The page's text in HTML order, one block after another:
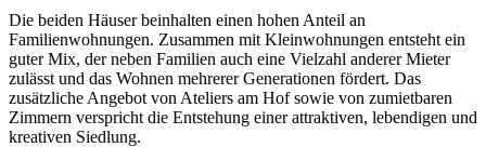
Die beiden Häuser beinhalten einen hohen Anteil an
Familienwohnungen. Zusammen mit Kleinwohnungen entsteht ein
guter Mix, der neben Familien auch eine Vielzahl anderer Mieter
zulässt und das Wohnen mehrerer Generationen fördert. Das
zusätzliche Angebot von Ateliers am Hof sowie von zumietbaren
Zimmern verspricht die Entstehung einer attraktiven, lebendigen und
kreativen Siedlung.